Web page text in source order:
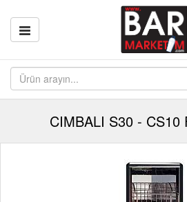
CIMBALI S30 - CS10